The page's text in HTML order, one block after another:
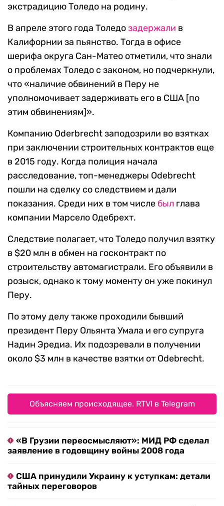
экстрадицию Толедо на родину.
В апреле этого года Толедозадержали в
Калифорнии за пьянство. Тогда в офисе
шерифа округа Сан-Матео отметили, что знали
о проблемах Толедо с законом, но подчеркнули,
что «наличие обвинений в Перу не
уполномочивает задерживать его в США [по
этим обвинениям]».
Компанию Oderbrecht заподозрили во взятках
при заключении строительных контрактов еще
в 2015 году. Когда полиция начала
расследование, топ-менеджеры Odebrecht
пошли на сделку со следствием и дали
показания. Среди них в том числе был глава
компании Марсело Одебрехт.
Следствие полагает, что Толедо получил взятку
в $20 млн в обмен на госконтракт по
строительству автомагистрали. Его объявили в
розыск, однако к тому моменту он уже покинул
Перу.
По этому делу также проходили бывший
президент Перу Ольянта Умала и его супруга
Надин Эредиа. Их подозревали в получении
около $3 млн в качестве взятки от Odebrecht.
Объясняем происходящее. RTVI в Telegram
«В Грузии переосмысляют»: МИД РФ сделал
заявление в годовщину войны 2008 года
США принудили Украину к уступкам: детали
тайных переговоров